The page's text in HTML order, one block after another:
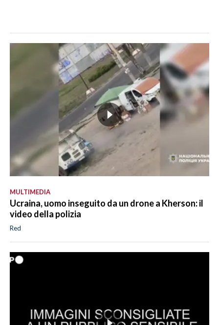
MULTIMEDIA
Ucraina, uomo inseguito da un drone a Kherson: il
video della polizia
Red